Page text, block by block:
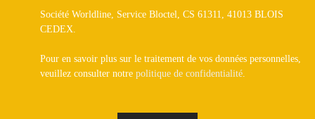
Société Worldline, Service Bloctel, CS 61311, 41013 BLOIS
CEDEX.
Pour en savoir plus sur le traitement de vos données personnelles,
veuillez consulter notre politique de confidentialité